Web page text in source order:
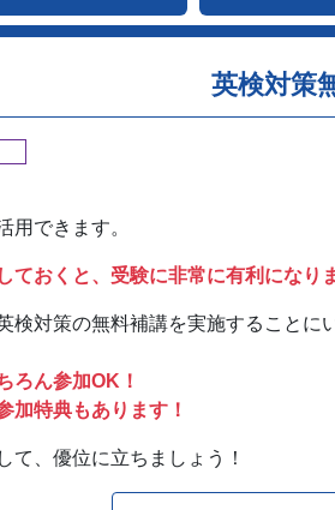
英検対策
用できます。
ておくと、受験に非常に有利になり
検対策の無料補講を実施することに
ろん参加OK！
加特典もあります！
て、優位に立ちましょう！